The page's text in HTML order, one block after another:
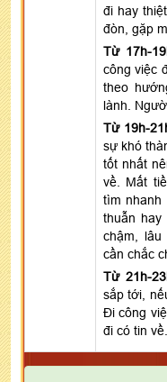
đi hay
đòn, gặp
Từ 17h-
công việc
theo
lành.
Từ 19h-
sự khó
tốt nhất
về. Mất
tìm nhanh
thuẫn hay
chậm,
cần chắc
Từ 21h-
sắp tới,
Đi công
đi có tin